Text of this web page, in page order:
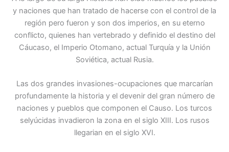
y naciones que han tratado de hacerse con el control de la
región pero fueron y son dos imperios, en su eterno
conflicto, quienes han vertebrado y definido el destino del
Cáucaso, el Imperio Otomano, actual Turquía y la Unión
Soviética, actual Rusia.
Las dos grandes invasiones-ocupaciones que marcarían
profundamente la historia y el devenir del gran número de
naciones y pueblos que componen el Causo. Los turcos
selyúcidas invadieron la zona en el siglo XIII. Los rusos
llegarian en el siglo XVI.